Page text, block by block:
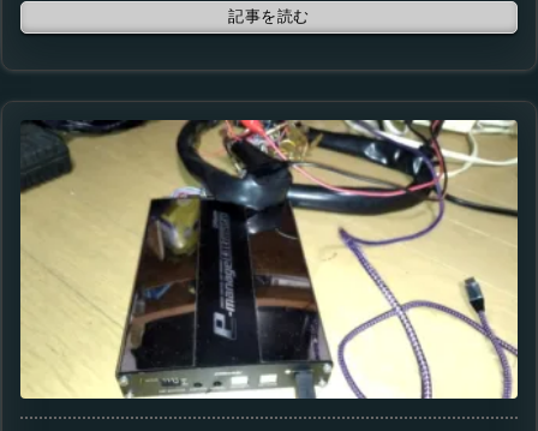
記事を読む